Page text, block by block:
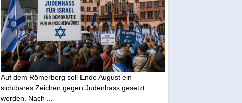
Auf dem Römerberg soll Ende August ein
sichtbares Zeichen gegen Judenhass gesetzt
werden. Nach ...